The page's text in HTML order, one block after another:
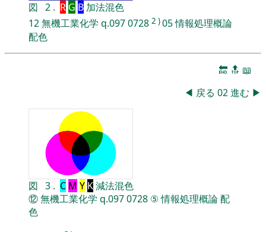
図 2 . R G B加法混色
12無機工業化学 q.0970728 2 )05情報処理概論
配色
🔚 🔝 📖
◀ 戻る 02進む ▶
図 3 . C M Y K減法混色
⑫無機工業化学 q.0970728 ⑤情報処理概論配
色